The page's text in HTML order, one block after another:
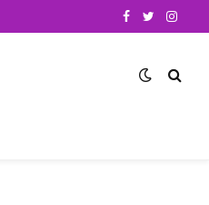
Facebook
Twitter